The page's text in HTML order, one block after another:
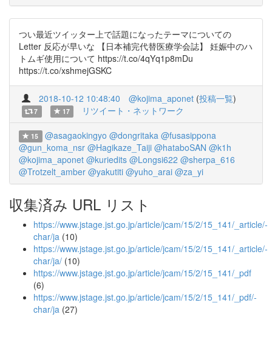
つい最近ツイッター上で話題になったテーマについての
Letter 反応が早いな 【日本補完代替医療学会誌】 妊娠中のハ
トムギ使用について https://t.co/4qYq1p8mDu
https://t.co/xshmejGSKC
2018-10-12 10:48:40 @kojima_aponet (投稿一覧)
7 17 リツイート・ネットワーク
15 @asagaokingyo @dongritaka @fusasippona
@gun_koma_nsr @Hagikaze_Taiji @hataboSAN @k1h
@kojima_aponet @kuriedits @Longsi622 @sherpa_616
@Trotzelt_amber @yakutiti @yuho_arai @za_yi
収集済み URL リスト
https://www.jstage.jst.go.jp/article/jcam/15/2/15_141/_article/-
char/ja (10)
https://www.jstage.jst.go.jp/article/jcam/15/2/15_141/_article/-
char/ja/ (10)
https://www.jstage.jst.go.jp/article/jcam/15/2/15_141/_pdf
(6)
https://www.jstage.jst.go.jp/article/jcam/15/2/15_141/_pdf/-
char/ja (27)